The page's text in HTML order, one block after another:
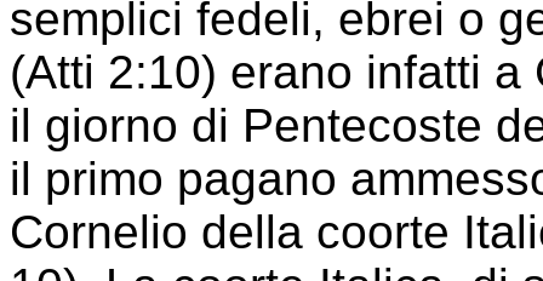
semplici fedeli, ebrei o
(Atti 2:10) erano infatti
il giorno di Pentecoste
il primo pagano
Cornelio della coorte